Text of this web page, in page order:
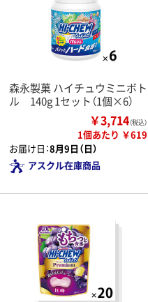
森永製菓 ハイチュウミニボト
ル 140g 1セット（1個×6）
￥3,714（税込）
1個あたり ￥619
お届け日：8月9日（日）
アスクル在庫商品